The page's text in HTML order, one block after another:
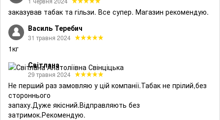
заказував табак та гільзи. Все супер. Магазин рекомендую.
Василь Теребич
31 травня 2024
1кг
Світлана
29 травня 2024
Не перший раз замовляю у цій компанії.Табак не прілий,без
стороннього
запаху.Дуже якісний.Відправляють без
затримок.Рекомендую.